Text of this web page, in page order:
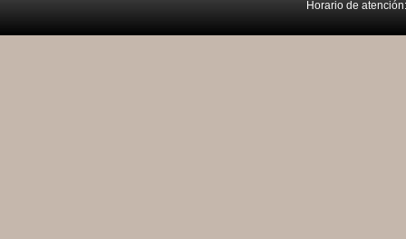
Horario de